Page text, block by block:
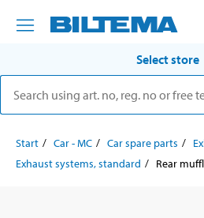
Select store
Start Car - MC Car spare parts
Exhaust systems, standard
Rear